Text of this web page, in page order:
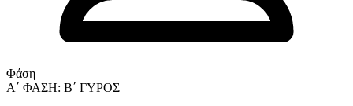
Φάση
Α΄ ΦΑΣΗ: Β΄ ΓΥΡΟΣ